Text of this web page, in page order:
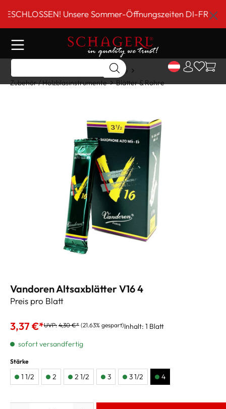
springenUnsere Sommer-Öffnungszeiten DI-FR 9 bis
Home
Holzblasinstrumente
Zubehör / Holzblasinstrumente
Blätter & Rohre
Vandoren Altsaxblätter V16 4
Preis pro Blatt
3,37 €*UVP: 4,30 €* (21.63% gespart)Inhalt: 1 Blatt
sofort versandfertig
Stärke
1 1/2 2 2 1/2 3 3 1/2 4